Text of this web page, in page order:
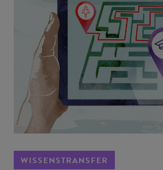
WISSENSTRANSFER